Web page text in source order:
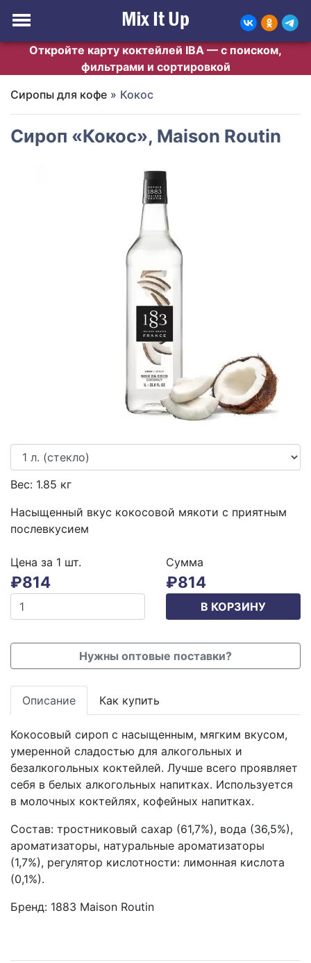
Откройте карту коктейлей IBA — с поиском,
фильтрами и сортировкой
Сиропы для кофе » Кокос
Сироп «Кокос», Maison Routin
Вес: 1.85 кг
Насыщенный вкус кокосовой мякоти с приятным
послевкусием
Цена за 1 шт.
₽814
Сумма
₽814
В КОРЗИНУ
Нужны оптовые поставки?
Описание Как купить
Кокосовый сироп с насыщенным, мягким вкусом,
умеренной сладостью для алкогольных и
безалкогольных коктейлей. Лучше всего проявляет
себя в белых алкогольных напитках. Используется
в молочных коктейлях, кофейных напитках.
Состав: тростниковый сахар (61,7%), вода (36,5%),
ароматизаторы, натуральные ароматизаторы
(1,7%), регулятор кислотности: лимонная кислота
(0,1%).
Бренд: 1883 Maison Routin